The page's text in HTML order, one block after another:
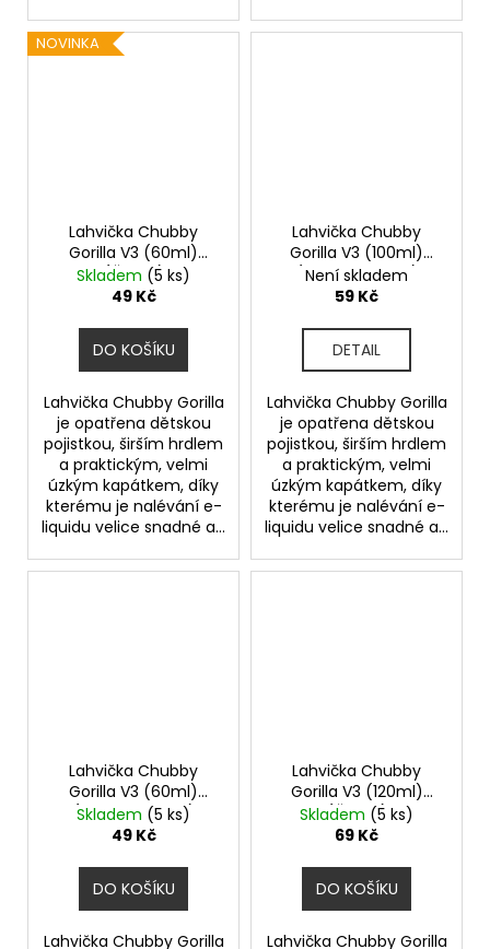
NOVINKA
Lahvička Chubby
Gorilla V3 (60ml)
(Černá)
Skladem (5 ks)
49 Kč
DO KOŠÍKU
Lahvička Chubby Gorilla
je opatřena dětskou
pojistkou, širším hrdlem
a praktickým, velmi
úzkým kapátkem, díky
kterému je nalévání e-
liquidu velice snadné a...
Lahvička Chubby
Gorilla V3 (100ml)
(Transparentní)
Není skladem
59 Kč
DETAIL
Lahvička Chubby Gorilla
je opatřena dětskou
pojistkou, širším hrdlem
a praktickým, velmi
úzkým kapátkem, díky
kterému je nalévání e-
liquidu velice snadné a...
Lahvička Chubby
Gorilla V3 (60ml)
(Transparentní)
Skladem (5 ks)
49 Kč
DO KOŠÍKU
Lahvička Chubby Gorilla
Lahvička Chubby
Gorilla V3 (120ml)
(Černá)
Skladem (5 ks)
69 Kč
DO KOŠÍKU
Lahvička Chubby Gorilla